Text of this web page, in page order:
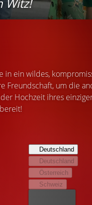
ein wildes,
Freundschaft, um die
Hochzeit ihres
Deutschland
Deutschland
Österreich
Schweiz